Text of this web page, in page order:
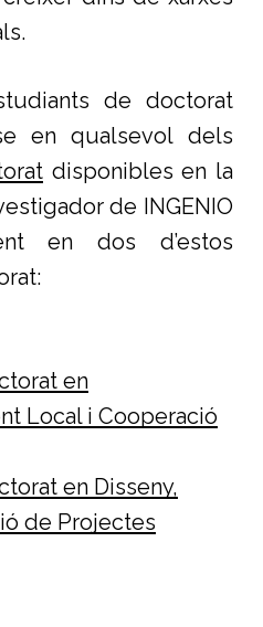
de doctorat
en qualsevol dels
disponibles en la
de INGENIO
en dos d’estos
en
Local i Cooperació
en Disseny,
de Projectes